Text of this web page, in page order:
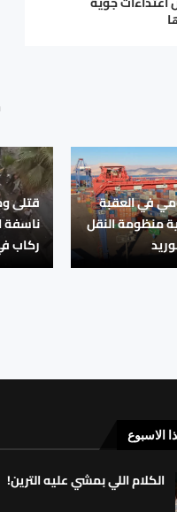
قتلى
ناسفة
ركاب
في العقبة
منظومة النقل
الاسبوع
الكلام اللي بمشي عليه الترين!